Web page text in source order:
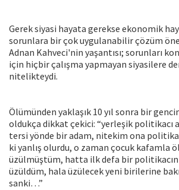
Gerek siyasi hayata gerekse ekonomik
sorunlara bir çok uygulanabilir çözüm
Adnan Kahveci'nin yaşantısı; sorunları
için hiçbir çalışma yapmayan siyasilere
nitelikteydi.
Ölümünden yaklaşık 10 yıl sonra bir
oldukça dikkat çekici: “yerleşik politikacı
tersi yönde bir adam, nitekim ona
ki yanlış olurdu, o zaman çocuk kafamla
üzülmüştüm, hatta ilk defa bir
üzüldüm, hala üzülecek yeni birilerine
sanki…”